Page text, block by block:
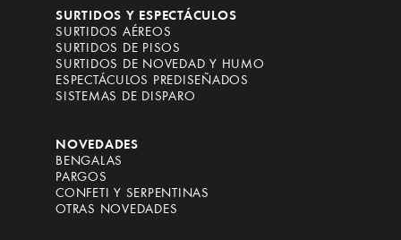
SURTIDOS Y ESPECTÁCULOS
SURTIDOS AÉREOS
SURTIDOS DE PISOS
SURTIDOS DE NOVEDAD Y HUMO
ESPECTÁCULOS PREDISEÑADOS
SISTEMAS DE DISPARO
NOVEDADES
BENGALAS
PARGOS
CONFETI Y SERPENTINAS
OTRAS NOVEDADES